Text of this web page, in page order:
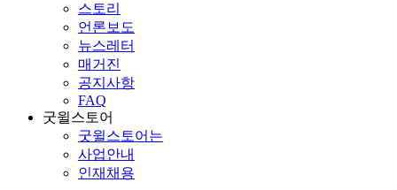
스토리
언론보도
뉴스레터
매거진
공지사항
FAQ
굿윌스토어
굿윌스토어는
사업안내
인재채용